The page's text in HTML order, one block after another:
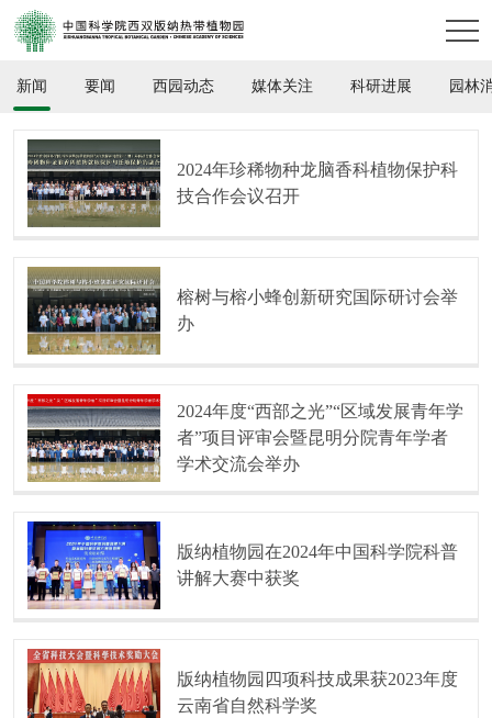
新闻 要闻 西园动态 媒体关注 科研进展 园林
2024年珍稀物种龙脑香科植物保护科
技合作会议召开
榕树与榕小蜂创新研究国际研讨会举
办
2024年度“西部之光”“区域发展青年学
者”项目评审会暨昆明分院青年学者
学术交流会举办
版纳植物园在2024年中国科学院科普
讲解大赛中获奖
版纳植物园四项科技成果获2023年度
云南省自然科学奖